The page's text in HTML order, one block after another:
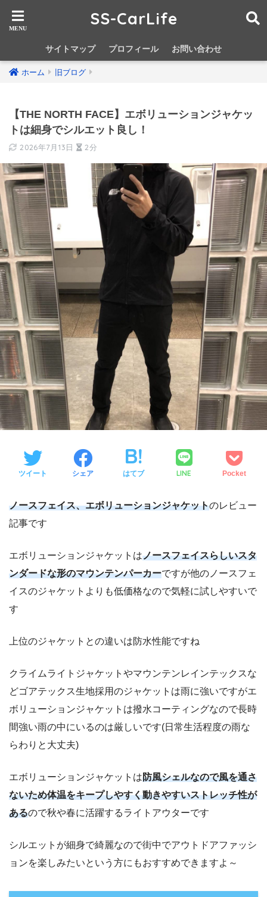
SS-CarLife
サイトマップ プロフィール お問い合わせ
ホーム 旧ブログ
【THE NORTH FACE】エボリューションジャケッ
トは細身でシルエット良し！
2026年7月13日 2分
ツイート シェア はてブ LINE Pocket
ノースフェイス、エボリューションジャケットのレビュー
記事です
エボリューションジャケットはノースフェイスらしいスタ
ンダードな形のマウンテンパーカーですが他のノースフェ
イスのジャケットよりも低価格なので気軽に試しやすいで
す
上位のジャケットとの違いは防水性能ですね
クライムライトジャケットやマウンテンレインテックスな
どゴアテックス生地採用のジャケットは雨に強いですがエ
ボリューションジャケットは撥水コーティングなので長時
間強い雨の中にいるのは厳しいです(日常生活程度の雨な
らわりと大丈夫)
エボリューションジャケットは防風シェルなので風を通さ
ないため体温をキープしやすく動きやすいストレッチ性が
あるので秋や春に活躍するライトアウターです
シルエットが細身で綺麗なので街中でアウトドアファッシ
ョンを楽しみたいという方にもおすすめできますよ～